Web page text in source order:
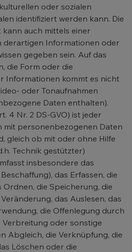
oder sozialen
identifiziert werden kann. Die
auch mittels einer
derartigen Informationen oder
gegeben sein. Auf das
die Form oder die
Informationen kommt es nicht
oder Tonaufnahmen
Daten enthalten).
4 Nr. 2 DS-GVO) ist jeder
mit personenbezogenen Daten
gleich ob mit oder ohne Hilfe
Technik gestützter)
insbesondere das
das Erfassen, die
Ordnen, die Speicherung, die
das Auslesen, das
die Offenlegung durch
Verbreitung oder sonstige
Abgleich, die Verknüpfung, die
Löschen oder die